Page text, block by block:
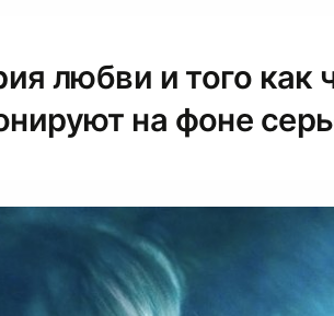
любви и того как
на фоне